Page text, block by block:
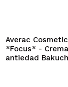
Averac
*Focus* -
antiedad